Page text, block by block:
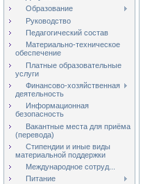
Образование
Руководство
Педагогический состав
Материально-техническое
обеспечение
Платные образовательные
услуги
Финансово-хозяйственная
деятельность
Информационная
безопасность
Вакантные места для приёма
(перевода)
Стипендии и иные виды
материальной поддержки
Международное сотруд...
Питание